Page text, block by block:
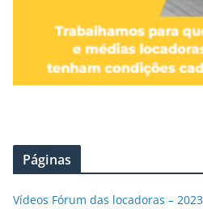
Páginas
Vídeos Fórum das locadoras – 2023